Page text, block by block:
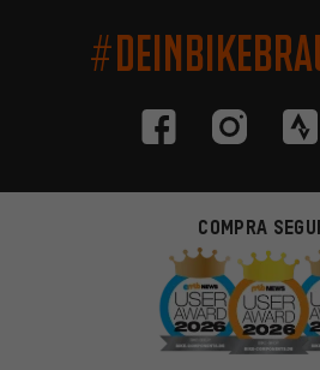
COMPRA